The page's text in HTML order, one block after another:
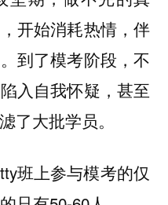
开始消耗热情，伴
到了模考阶段，不
入自我怀疑，甚至
了大批学员。
班上参与模考的仅